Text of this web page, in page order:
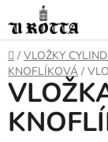
na
obsah
DOMŮ
/ VLOŽKY
KNOFLÍKOVÁ /